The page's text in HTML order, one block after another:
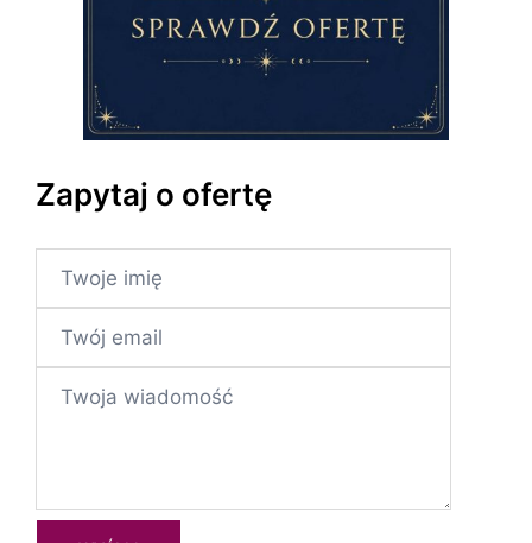
Zapytaj o ofertę